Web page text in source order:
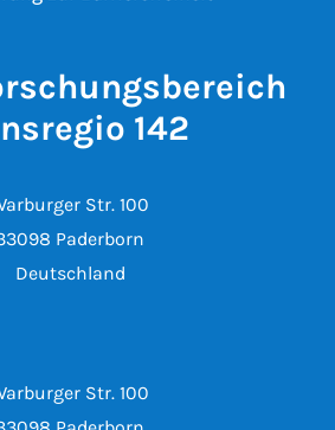
142
Str. 100
Paderborn
Deutschland
Str. 100